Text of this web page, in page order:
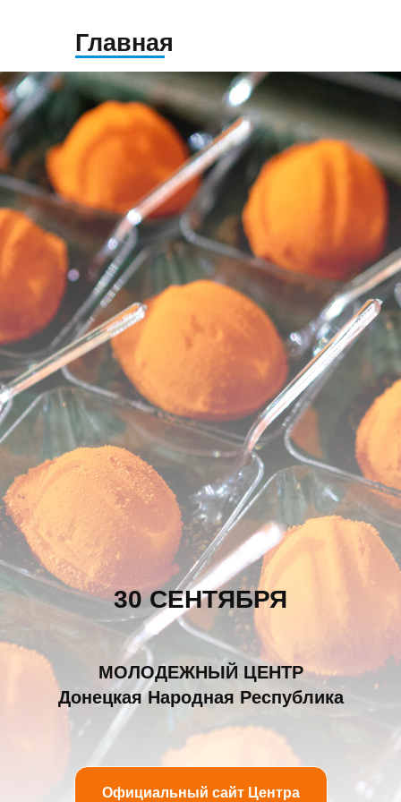
Главная
30 СЕНТЯБРЯ
МОЛОДЕЖНЫЙ ЦЕНТР
Донецкая Народная Республика
Официальный сайт Центра